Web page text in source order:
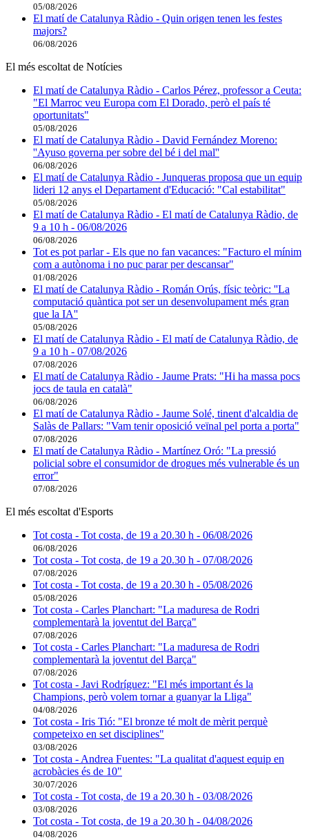
05/08/2026
El matí de Catalunya Ràdio - Quin origen tenen les festes
majors?
06/08/2026
El més escoltat de Notícies
El matí de Catalunya Ràdio - Carlos Pérez, professor a Ceuta:
"El Marroc veu Europa com El Dorado, però el país té
oportunitats"
05/08/2026
El matí de Catalunya Ràdio - David Fernández Moreno:
''Ayuso governa per sobre del bé i del mal''
06/08/2026
El matí de Catalunya Ràdio - Junqueras proposa que un equip
lideri 12 anys el Departament d'Educació: "Cal estabilitat"
05/08/2026
El matí de Catalunya Ràdio - El matí de Catalunya Ràdio, de
9 a 10 h - 06/08/2026
06/08/2026
Tot es pot parlar - Els que no fan vacances: "Facturo el mínim
com a autònoma i no puc parar per descansar"
01/08/2026
El matí de Catalunya Ràdio - Román Orús, físic teòric: ''La
computació quàntica pot ser un desenvolupament més gran
que la IA''
05/08/2026
El matí de Catalunya Ràdio - El matí de Catalunya Ràdio, de
9 a 10 h - 07/08/2026
07/08/2026
El matí de Catalunya Ràdio - Jaume Prats: "Hi ha massa pocs
jocs de taula en català"
06/08/2026
El matí de Catalunya Ràdio - Jaume Solé, tinent d'alcaldia de
Salàs de Pallars: "Vam tenir oposició veïnal pel porta a porta"
07/08/2026
El matí de Catalunya Ràdio - Martínez Oró: "La pressió
policial sobre el consumidor de drogues més vulnerable és un
error"
07/08/2026
El més escoltat d'Esports
Tot costa - Tot costa, de 19 a 20.30 h - 06/08/2026
06/08/2026
Tot costa - Tot costa, de 19 a 20.30 h - 07/08/2026
07/08/2026
Tot costa - Tot costa, de 19 a 20.30 h - 05/08/2026
05/08/2026
Tot costa - Carles Planchart: "La maduresa de Rodri
complementarà la joventut del Barça"
07/08/2026
Tot costa - Carles Planchart: "La maduresa de Rodri
complementarà la joventut del Barça"
07/08/2026
Tot costa - Javi Rodríguez: "El més important és la
Champions, però volem tornar a guanyar la Lliga"
04/08/2026
Tot costa - Iris Tió: "El bronze té molt de mèrit perquè
competeixo en set disciplines"
03/08/2026
Tot costa - Andrea Fuentes: "La qualitat d'aquest equip en
acrobàcies és de 10"
30/07/2026
Tot costa - Tot costa, de 19 a 20.30 h - 03/08/2026
03/08/2026
Tot costa - Tot costa, de 19 a 20.30 h - 04/08/2026
04/08/2026